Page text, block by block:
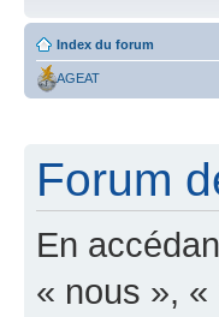
Index du forum
AGEAT
Forum
En
« nous »,